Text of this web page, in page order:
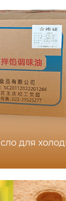
для